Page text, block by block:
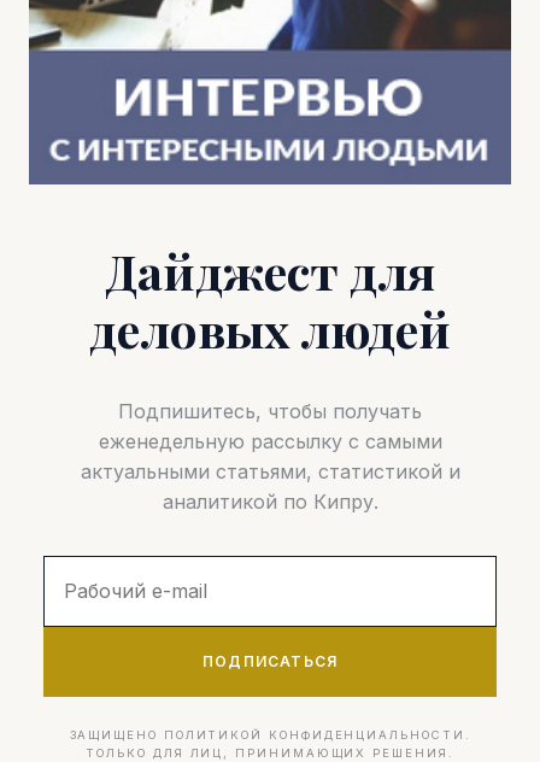
Дайджест для
деловых людей
Подпишитесь, чтобы получать
еженедельную рассылку с самыми
актуальными статьями, статистикой и
аналитикой по Кипру.
ПОДПИСАТЬСЯ
ЗАЩИЩЕНО ПОЛИТИКОЙ КОНФИДЕНЦИАЛЬНОСТИ.
ТОЛЬКО ДЛЯ ЛИЦ, ПРИНИМАЮЩИХ РЕШЕНИЯ.